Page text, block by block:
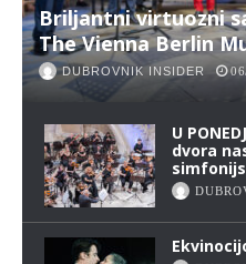
Briljantni virtuozni
The Vienna Berlin
DUBROVNIK INSIDER
U
dvora